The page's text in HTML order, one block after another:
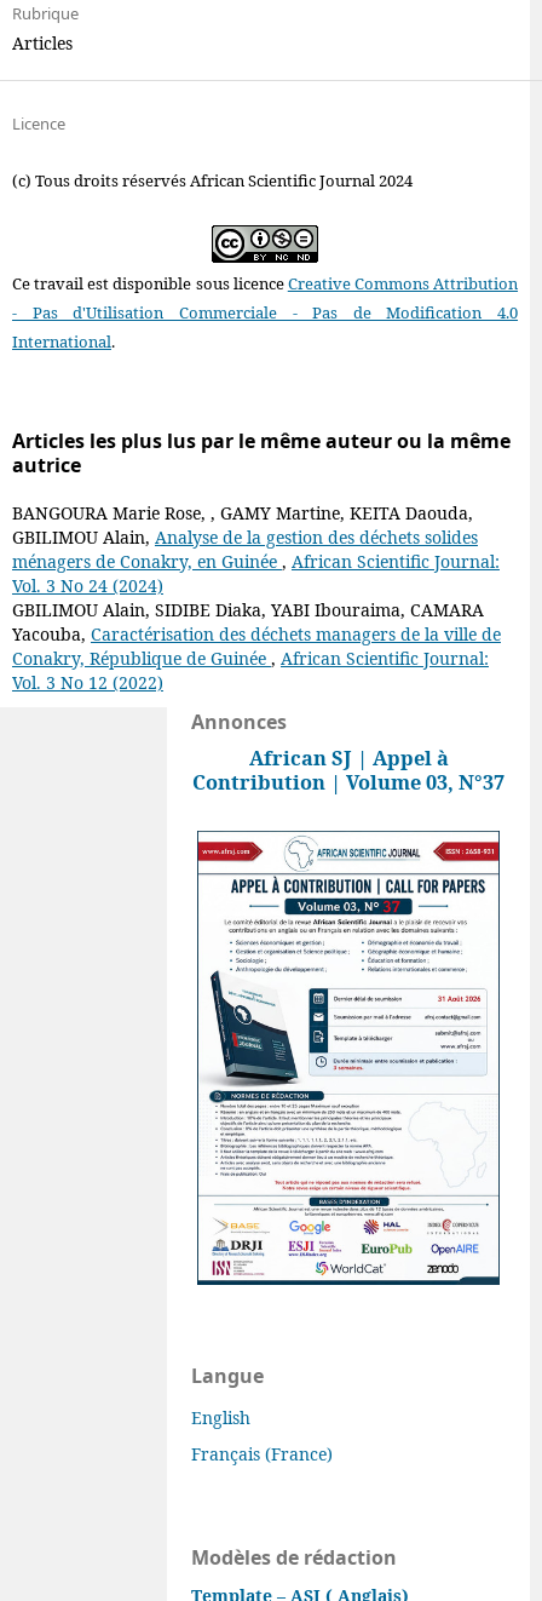
Rubrique
Articles
Licence
(c) Tous droits réservés African Scientific Journal 2024
Ce travail est disponible sous licenceCreative Commons Attribution
- Pas d'Utilisation Commerciale - Pas de Modification 4.0
International.
Articles les plus lus par le même auteur ou la même
autrice
BANGOURA Marie Rose, , GAMY Martine, KEITA Daouda,
GBILIMOU Alain, Analyse de la gestion des déchets solides
ménagers de Conakry, en Guinée , African Scientific Journal:
Vol. 3 No 24 (2024)
GBILIMOU Alain, SIDIBE Diaka, YABI Ibouraima, CAMARA
Yacouba, Caractérisation des déchets managers de la ville de
Conakry, République de Guinée , African Scientific Journal:
Vol. 3 No 12 (2022)
Annonces
African SJ | Appel à
Contribution | Volume 03, N°37
Langue
English
Français (France)
Modèles de rédaction
Template – ASJ ( Anglais)